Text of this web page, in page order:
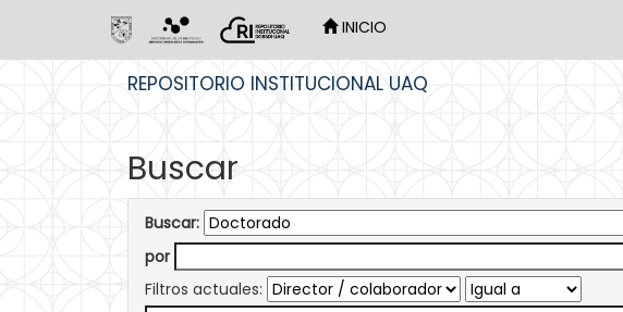
INICIO
REPOSITORIO INSTITUCIONAL UAQ
Buscar
Buscar:
por
Filtros actuales: